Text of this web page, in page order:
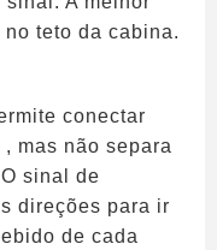
teto da cabina.
conectar
mas não separa
sinal de
direções para ir
de cada